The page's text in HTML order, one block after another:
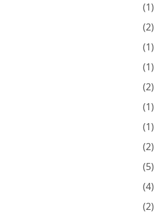
(1)
(2)
(1)
(1)
(2)
(1)
(1)
(2)
(5)
(4)
(2)